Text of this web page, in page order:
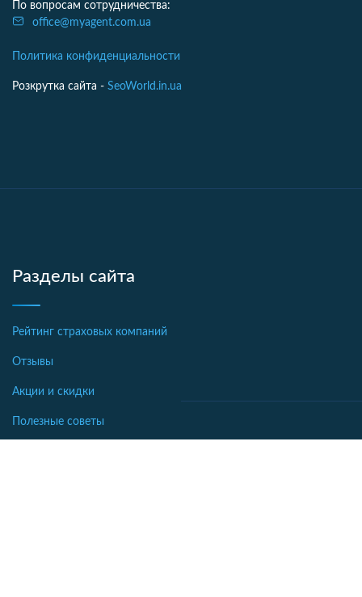
По вопросам сотрудничества:
office@myagent.com.ua
Политика конфиденциальности
Розкрутка сайта - SeoWorld.in.ua
Разделы сайта
Рейтинг страховых компаний
Отзывы
Акции и скидки
Полезные советы